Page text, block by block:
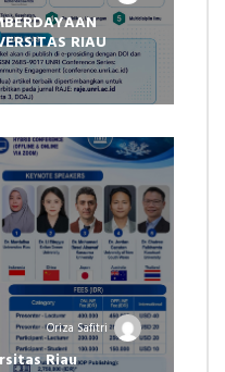
RIAU
Oriza Safitri
Riau